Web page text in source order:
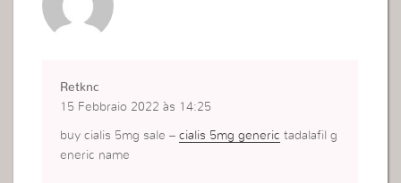
Retknc
15 Febbraio 2022 às 14:25
buy cialis 5mg sale –cialis 5mg generic tadalafil g
eneric name